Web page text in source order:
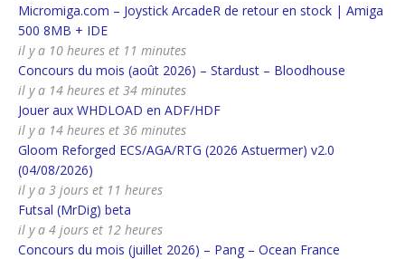
Micromiga.com – Joystick ArcadeR de retour en stock | Amiga
500 8MB + IDE
il y a 10 heures et 11 minutes
Concours du mois (août 2026) – Stardust – Bloodhouse
il y a 14 heures et 34 minutes
Jouer aux WHDLOAD en ADF/HDF
il y a 14 heures et 36 minutes
Gloom Reforged ECS/AGA/RTG (2026 Astuermer) v2.0
(04/08/2026)
il y a 3 jours et 11 heures
Futsal (MrDig) beta
il y a 4 jours et 12 heures
Concours du mois (juillet 2026) – Pang – Ocean France